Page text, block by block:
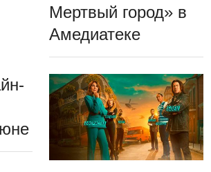
Мертвый город» в
Амедиатеке